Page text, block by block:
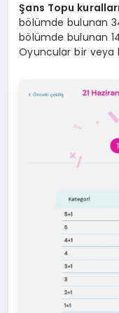
Şans Topu kuralları
bölümde bulunan
bölümde bulunan
Oyuncular bir veya